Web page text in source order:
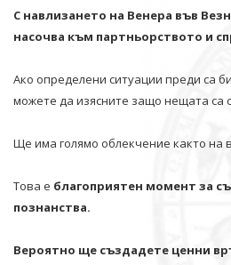
С навлизането на Венера във
насочва към партньорството и
Ако определени ситуации преди са
можете да изясните защо нещата са
Ще има голямо облекчение както на
Това е благоприятен момент за
познанства.
Вероятно ще създадете ценни